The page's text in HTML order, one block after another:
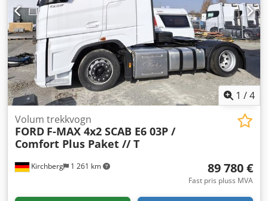
1 /4
Kirchberg 1 261 km
Volum trekkvogn
FORD F-MAX 4x2 SCAB E6 03P /
Comfort Plus Paket // T
89 780 €
Fast pris pluss MVA